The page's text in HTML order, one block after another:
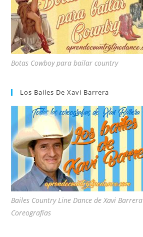
Botas Cowboy para bailar country
Los Bailes De Xavi Barrera
Bailes Country Line Dance de Xavi Barrera
Coreografías